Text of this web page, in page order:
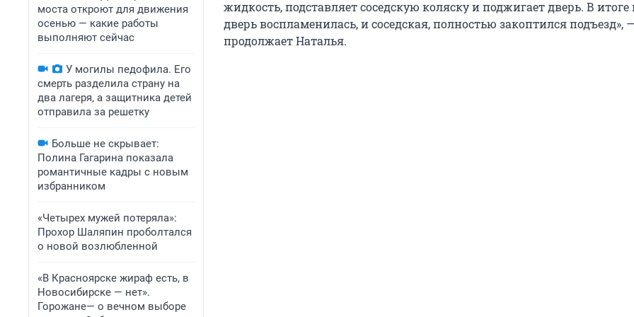
моста откроют для движения
осенью — какие работы
выполняют сейчас
У могилы педофила. Его
смерть разделила страну на
два лагеря, а защитника детей
отправила за решетку
Больше не скрывает:
Полина Гагарина показала
романтичные кадры с новым
избранником
«Четырех мужей потеряла»:
Прохор Шаляпин проболтался
о новой возлюбленной
«В Красноярске жираф есть, в
Новосибирске — нет».
Горожане— о вечном выборе
жидкость, подставляет соседскую коляску и поджигает дверь. В
дверь воспламенилась, и соседская, полностью закоптился подъезд»,
продолжает Наталья.